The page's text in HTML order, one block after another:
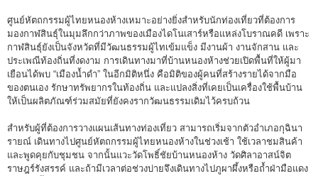
ศูนย์หัตถกรรมผู้ไทยหนองห้างเหมาะอย่างยิ่งสำหรับนักท่องเที่ยวที่ต้องการ
มองกาฬสินธุ์ในมุมลึกกว่าภาพของเมืองไดโนเสาร์หรือแหล่งโบราณคดี เพราะ
กาฬสินธุ์ยังเป็นจังหวัดที่มีวัฒนธรรมผู้ไทเข้มแข็ง มีงานผ้า งานจักสาน และ
ประเพณีท้องถิ่นที่งดงาม การเดินทางมาที่บ้านหนองห้างช่วยเปิดพื้นที่ให้ผู้มา
เยือนได้พบ “เมืองน้ำดำ” ในอีกมิติหนึ่ง คือมิติของผู้คนที่สร้างรายได้จากมือ
ของตนเอง รักษาทรัพยากรในท้องถิ่น และแปลงสิ่งที่เคยเป็นเครื่องใช้พื้นบ้าน
ให้เป็นผลิตภัณฑ์ร่วมสมัยที่ยังคงรากวัฒนธรรมเดิมไว้ครบถ้วน
สำหรับผู้ที่ต้องการวางแผนเส้นทางท่องเที่ยว สามารถเริ่มจากตัวอำเภอกุฉินา
รายณ์ เดินทางไปศูนย์หัตถกรรมผู้ไทยหนองห้างในช่วงเช้า ใช้เวลาชมสินค้า
และพูดคุยกับชุมชน จากนั้นแวะวัดโพธิ์ชัยบ้านหนองห้าง วัดศิลาอาสน์จิต
ราษฎร์รังสรรค์ และถ้ามีเวลาต่อช่วงบ่ายจึงเดินทางไปภูผาผึ้งหรือถ้ำฝ่ามือแดง